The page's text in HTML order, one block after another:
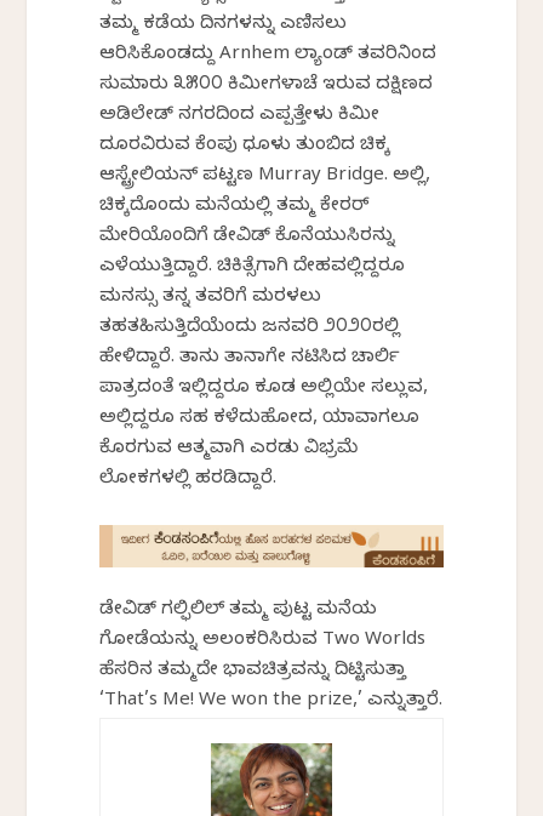
ತಮ್ಮ ಕಡೆಯ ದಿನಗಳನ್ನು ಎಣಿಸಲು
ಆರಿಸಿಕೊಂಡದ್ದು Arnhem ಲ್ಯಾಂಡ್ ತವರಿನಿಂದ
ಸುಮಾರು ೩೫೦೦ ಕಿಮೀಗಳಾಚೆ ಇರುವ ದಕ್ಷಿಣದ
ಅಡಿಲೇಡ್ ನಗರದಿಂದ ಎಪ್ಪತ್ತೇಳು ಕಿಮೀ
ದೂರವಿರುವ ಕೆಂಪು ಧೂಳು ತುಂಬಿದ ಚಿಕ್ಕ
ಆಸ್ಟ್ರೇಲಿಯನ್ ಪಟ್ಟಣ Murray Bridge. ಅಲ್ಲಿ,
ಚಿಕ್ಕದೊಂದು ಮನೆಯಲ್ಲಿ ತಮ್ಮ ಕೇರರ್
ಮೇರಿಯೊಂದಿಗೆ ಡೇವಿಡ್ ಕೊನೆಯುಸಿರನ್ನು
ಎಳೆಯುತ್ತಿದ್ದಾರೆ. ಚಿಕಿತ್ಸೆಗಾಗಿ ದೇಹವಲ್ಲಿದ್ದರೂ
ಮನಸ್ಸು ತನ್ನ ತವರಿಗೆ ಮರಳಲು
ತಹತಹಿಸುತ್ತಿದೆಯೆಂದು ಜನವರಿ ೨೦೨೦ರಲ್ಲಿ
ಹೇಳಿದ್ದಾರೆ. ತಾನು ತಾನಾಗೇ ನಟಿಸಿದ ಚಾರ್ಲಿ
ಪಾತ್ರದಂತೆ ಇಲ್ಲಿದ್ದರೂ ಕೂಡ ಅಲ್ಲಿಯೇ ಸಲ್ಲುವ,
ಅಲ್ಲಿದ್ದರೂ ಸಹ ಕಳೆದುಹೋದ, ಯಾವಾಗಲೂ
ಕೊರಗುವ ಆತ್ಮವಾಗಿ ಎರಡು ವಿಭ್ರಮೆ
ಲೋಕಗಳಲ್ಲಿ ಹರಡಿದ್ದಾರೆ.
ಡೇವಿಡ್ ಗಲ್ಫಿಲಿಲ್ ತಮ್ಮ ಪುಟ್ಟ ಮನೆಯ
ಗೋಡೆಯನ್ನು ಅಲಂಕರಿಸಿರುವ Two Worlds
ಹೆಸರಿನ ತಮ್ಮದೇ ಭಾವಚಿತ್ರವನ್ನು ದಿಟ್ಟಿಸುತ್ತಾ
‘That’s Me! We won the prize,’ ಎನ್ನುತ್ತಾರೆ.